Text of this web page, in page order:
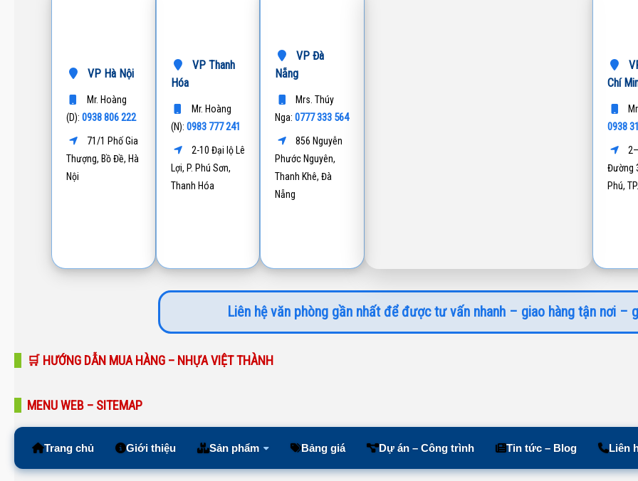
VP Hà Nội
Mr. Hoàng
(D): 0938 806 222
71/1 Phố Gia
Thượng, Bồ Đề, Hà
Nội
VP Thanh
Hóa
Mr. Hoàng
(N): 0983 777 241
2-10 Đại lộ Lê
Lợi, P. Phú Sơn,
Thanh Hóa
VP Đà
Nẵng
Mrs. Thúy
Nga:0777 333 564
856 Nguyễn
Phước Nguyên,
Thanh Khê, Đà
Nẵng
Chí
0938
Đường
Phú,
Liên hệ văn phòng gần nhất để được tư vấn nhanh – giao hàng tận nơi –
🛒 HƯỚNG DẪN MUA HÀNG – NHỰA VIỆT THÀNH
MENU WEB – SITEMAP
Trang chủ Giới thiệu Sản phẩm Bảng giá Dự án – Công trình Tin tức – Blog Liên